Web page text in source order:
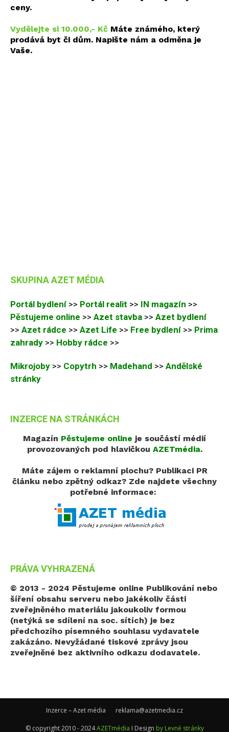
ceny.
Vydělejte si 10.000,- Kč Máte známého, který
prodává byt či dům. Napište nám a odměna je
Vaše.
SKUPINA AZET MÉDIA
Portál bydlení >> Portál realit >> IN magazín >>
Pěstujeme online >> Azet stavba >> Azet bydlení
>> Azet rádce >> Azet Life >> Free bydlení >> Prima
zahrady >> Hobby rádce >>
Mikrojoby >> Copytrh >> Madehand >> Andělské
stránky
INZERCE NA STRÁNKÁCH
Magazín Pěstujeme online je součástí médií
provozovaných pod hlavičkou AZETmédia.
Máte zájem o reklamní plochu? Publikaci PR
článku nebo zpětný odkaz? Zde najdete všechny
potřebné informace:
PRÁVA VYHRAZENÁ
© 2013 - 2024 Pěstujeme online Publikování nebo
šíření obsahu serveru nebo jakékoliv části
zveřejněného materiálu jakoukoliv formou
(netýká se sdílení na soc. sítích) je bez
předchozího písemného souhlasu vydavatele
zakázáno. Nevyžádané tiskové zprávy jsou
zveřejněné bez aktivního odkazu dodavatele.
Inzerce – Azet média reklama@azetmedia.cz
© copyright 2010 - 2024AZETmédia I Design by Levné stránky